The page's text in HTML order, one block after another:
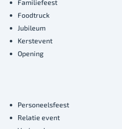
Familiefeest
Foodtruck
Jubileum
Kerstevent
Opening
Personeelsfeest
Relatie event